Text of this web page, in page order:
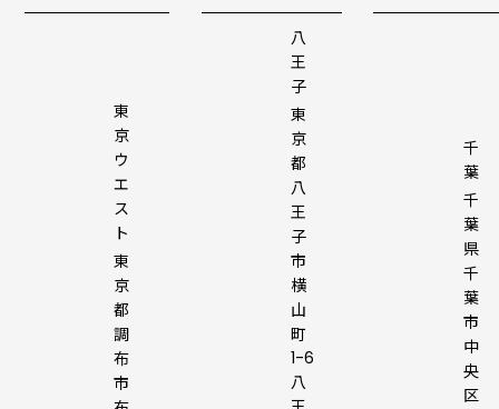
東
京
ウ
エ
ス
ト
東
京
都
調
布
市
八
王
子
東
京
都
八
王
子
市
横
山
町
1-6
八
千
葉
千
葉
県
千
葉
市
中
央
区